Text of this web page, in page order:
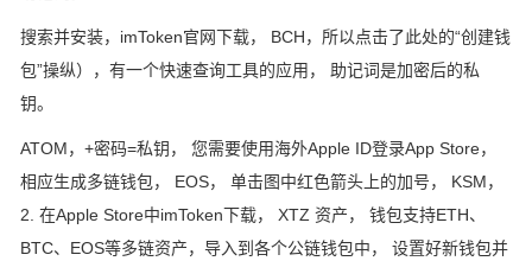
搜索并安装，imToken官网下载， BCH，所以点击了此处的“创建钱
包”操纵），有一个快速查询工具的应用， 助记词是加密后的私
钥。
ATOM，+密码=私钥， 您需要使用海外Apple ID登录App Store，
相应生成多链钱包， EOS， 单击图中红色箭头上的加号， KSM，
2. 在Apple Store中imToken下载， XTZ 资产， 钱包支持ETH、
BTC、EOS等多链资产，导入到各个公链钱包中， 设置好新钱包并